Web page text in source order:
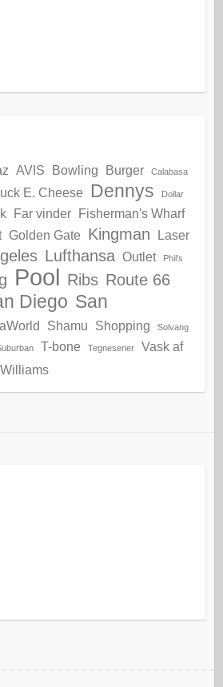
AVIS Bowling Burger Calabasa
E. Cheese Dennys Dollar
Far vinder Fisherman's Wharf
Golden Gate Kingman
Laser
Lufthansa Outlet Phil's
Pool Ribs Route 66
Diego San
Shamu Shopping Solvang
T-bone Tegneserier
Vask af
Williams